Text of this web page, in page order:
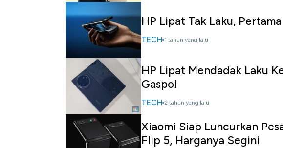
HP Lipat Tak Laku,
TECH 1 tahun yang lalu
HP Lipat Mendadak Laku
Gaspol
TECH 2 tahun yang lalu
Xiaomi Siap Luncurkan
Flip 5, Harganya Segini